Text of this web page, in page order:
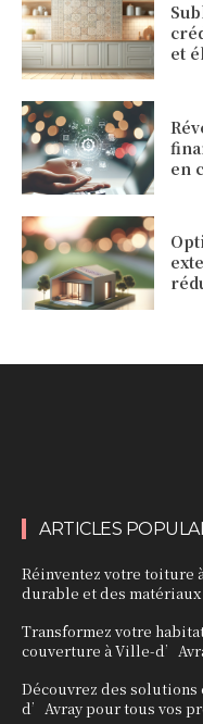
et
en
ARTICLES
Réinventez votre toiture
durable et des matériaux
Transformez votre
couverture à Ville-
Découvrez des
d’Avray pour tous vos